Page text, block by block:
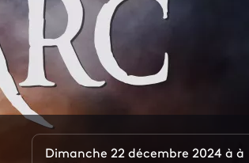
Dimanche 22 décembre 2024 à à